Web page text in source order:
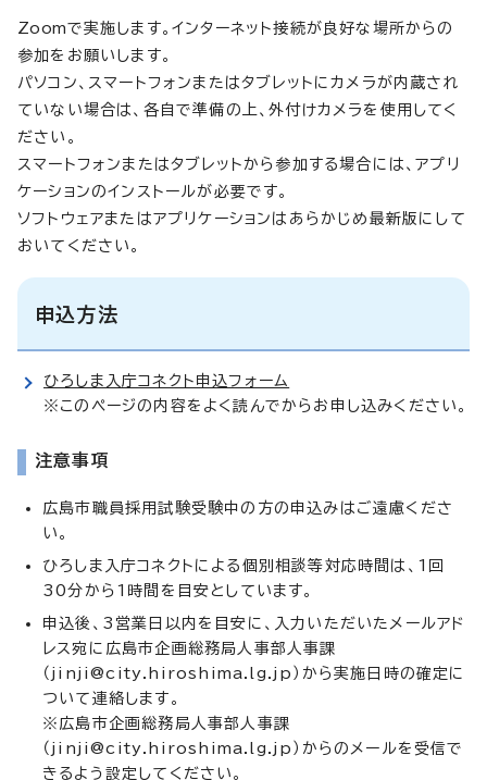
Zoomで実施します。インターネット接続が良好な場所からの
参加をお願いします。
パソコン、スマートフォンまたはタブレットにカメラが内蔵され
ていない場合は、各自で準備の上、外付けカメラを使用してく
ださい。
スマートフォンまたはタブレットから参加する場合には、アプリ
ケーションのインストールが必要です。
ソフトウェアまたはアプリケーションはあらかじめ最新版にして
おいてください。
申込方法
ひろしま入庁コネクト申込フォーム
※このページの内容をよく読んでからお申し込みください。
注意事項
広島市職員採用試験受験中の方の申込みはご遠慮くださ
い。
ひろしま入庁コネクトによる個別相談等対応時間は、1回
30分から1時間を目安としています。
申込後、3営業日以内を目安に、入力いただいたメールアド
レス宛に広島市企画総務局人事部人事課
（ jinji@city.hiroshima.lg.jp ）から実施日時の確定に
ついて連絡します。
※広島市企画総務局人事部人事課
（ jinji@city.hiroshima.lg.jp ）からのメールを受信で
きるよう設定してください。